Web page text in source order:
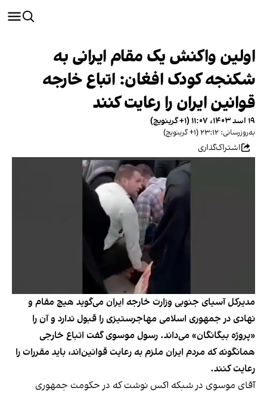
اولین واکنش یک مقام ایرانی به
شکنجه کودک افغان: اتباع خارجه
قوانین ایران را رعایت کنند
۱۹ اسد ۱۴۰۳، ۱۱:۰۷ (‎+۱ گرینویچ)
به‌روزرسانی: ۲۳:۱۲ (‎+۱ گرینویچ)
اشتراک‌گذاری
مدیرکل آسیای جنوبی وزارت خارجه ایران می‌گوید هیچ مقام و
نهادی در جمهوری اسلامی مهاجرستیزی را قبول ندارد و آن را
«پروژه بیگانگان» می‌داند. رسول موسوی گفت اتباع خارجی
همانگونه که مردم ایران ملزم به رعایت قوانین‌اند، باید مقررات را
رعایت کنند.
آقای موسوی در شبکه اکس نوشت که در حکومت جمهوری